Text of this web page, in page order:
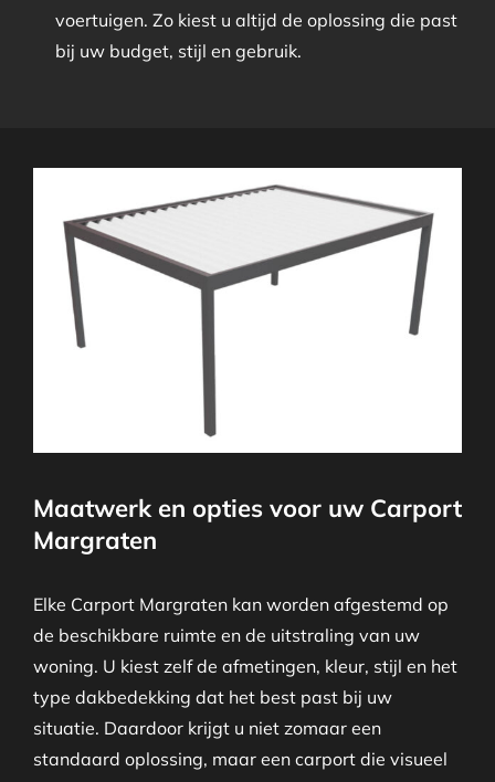
voertuigen. Zo kiest u altijd de oplossing die past
bij uw budget, stijl en gebruik.
Maatwerk en opties voor uw Carport
Margraten
Elke Carport Margraten kan worden afgestemd op
de beschikbare ruimte en de uitstraling van uw
woning. U kiest zelf de afmetingen, kleur, stijl en het
type dakbedekking dat het best past bij uw
situatie. Daardoor krijgt u niet zomaar een
standaard oplossing, maar een carport die visueel